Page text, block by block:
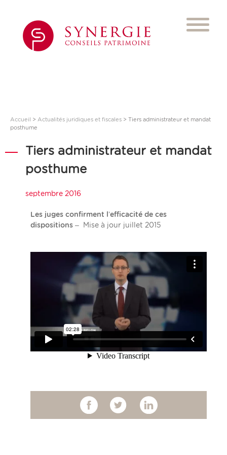
Accueil > Actualités juridiques et fiscales > Tiers administrateur et mandat
posthume
Tiers administrateur et mandat
posthume
septembre 2016
Les juges confirment l’efficacité de ces
dispositions – Mise à jour juillet 2015